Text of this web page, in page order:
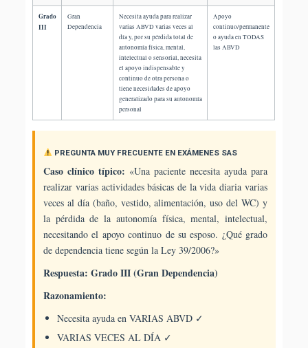
Grado
III
Gran
Dependencia
Necesita ayuda para realizar
varias ABVD varias veces al
día y, por su pérdida total de
autonomía física, mental,
intelectual o sensorial, necesita
el apoyo indispensable y
continuo de otra persona o
tiene necesidades de apoyo
generalizado para su autonomía
personal
Apoyo
continuo/permanente
o ayuda en TODAS
las ABVD
PREGUNTA MUY FRECUENTE EN EXÁMENES SAS
Caso clínico típico: «Una paciente necesita ayuda para
realizar varias actividades básicas de la vida diaria varias
veces al día (baño, vestido, alimentación, uso del WC) y
la pérdida de la autonomía física, mental, intelectual,
necesitando el apoyo continuo de su esposo. ¿Qué grado
de dependencia tiene según la Ley 39/2006?»
Respuesta: Grado III (Gran Dependencia)
Razonamiento:
Necesita ayuda en VARIAS ABVD ✓
VARIAS VECES AL DÍA ✓